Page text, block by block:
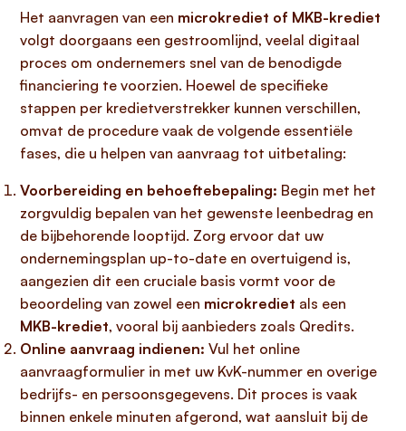
Het aanvragen van een microkrediet of MKB-krediet
volgt doorgaans een gestroomlijnd, veelal digitaal
proces om ondernemers snel van de benodigde
financiering te voorzien. Hoewel de specifieke
stappen per kredietverstrekker kunnen verschillen,
omvat de procedure vaak de volgende essentiële
fases, die u helpen van aanvraag tot uitbetaling:
Voorbereiding en behoeftebepaling: Begin met het
zorgvuldig bepalen van het gewenste leenbedrag en
de bijbehorende looptijd. Zorg ervoor dat uw
ondernemingsplan up-to-date en overtuigend is,
aangezien dit een cruciale basis vormt voor de
beoordeling van zowel een microkrediet als een
MKB-krediet, vooral bij aanbieders zoals Qredits.
Online aanvraag indienen: Vul het online
aanvraagformulier in met uw KvK-nummer en overige
bedrijfs- en persoonsgegevens. Dit proces is vaak
binnen enkele minuten afgerond, wat aansluit bij de